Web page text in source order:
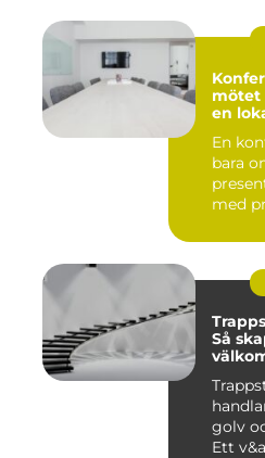
mötet
en
En
bara
med
Så
golv
Ett